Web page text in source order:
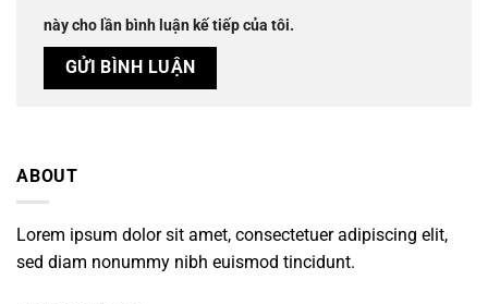
này cho lần bình luận kế tiếp của tôi.
ABOUT
Lorem ipsum dolor sit amet, consectetuer adipiscing elit,
sed diam nonummy nibh euismod tincidunt.